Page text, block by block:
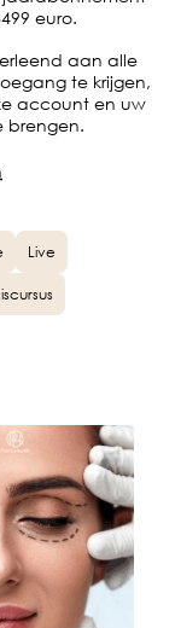
euro.
aan alle
te krijgen,
account en uw
brengen.
Live